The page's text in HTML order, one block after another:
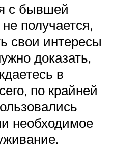
с бывшей
получается,
свои интересы
доказать,
в
по крайней
необходимое